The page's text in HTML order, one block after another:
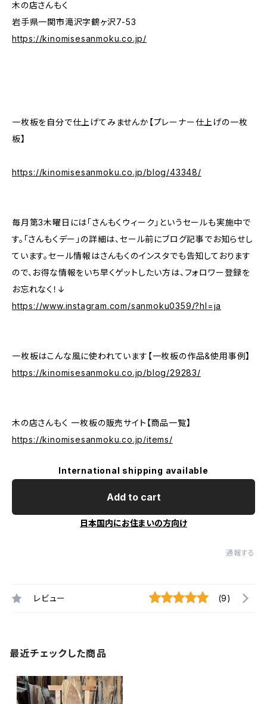
木の店さんもく
岩手県一関市滝沢字鶴ヶ沢7-53
https://kinomisesanmoku.co.jp/
一枚板を自分で仕上げてみませんか【プレーナー仕上げの一枚
板】
https://kinomisesanmoku.co.jp/blog/43348/
毎月第3木曜日には「さんもくウィーク」というセールも実施中で
す。「さんもくデー」の詳細は、セール前にブログ記事でお知らせし
ています。セール情報はさんもくのインスタでも告知しております
ので、お得な情報をいち早くゲットしたい方は、フォロワー登録を
お忘れなく！↓
https://www.instagram.com/sanmoku0359/?hl=ja
一枚板はこんな風に使われています【一枚板の作品&使用事例】
https://kinomisesanmoku.co.jp/blog/29283/
木の店さんもく 一枚板の販売サイト【商品一覧】
https://kinomisesanmoku.co.jp/items/
International shipping available
Add to cart
日本国内にお住まいの方向け
通報する
レビュー (9)
最近チェックした商品